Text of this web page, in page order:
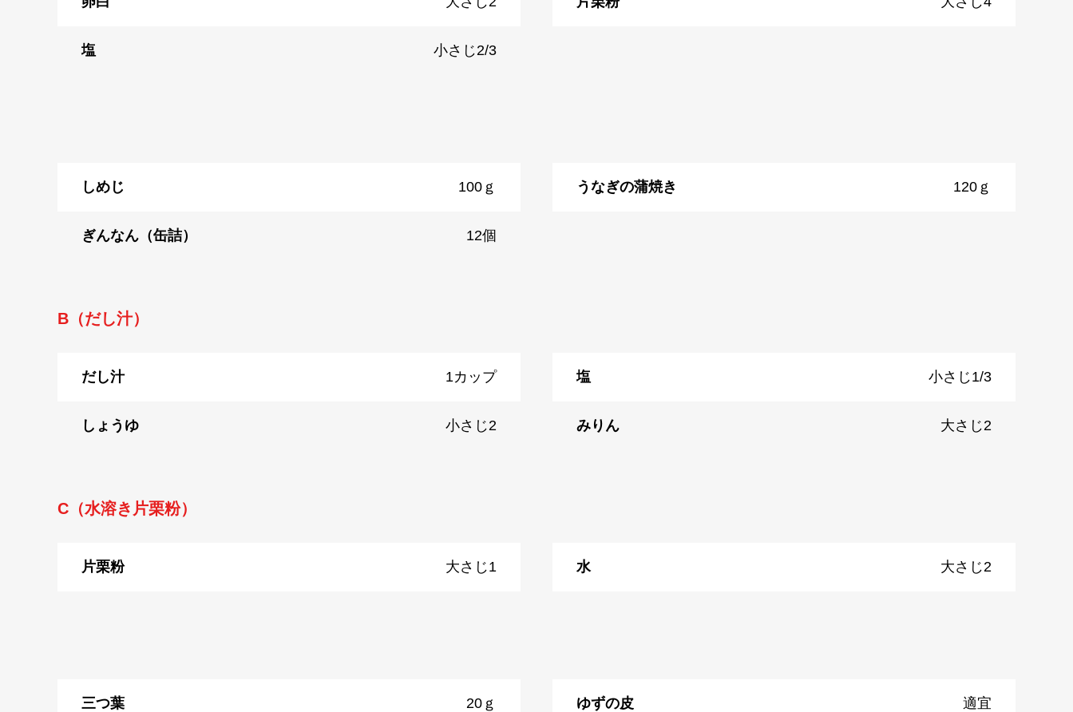
塩 小さじ2/3
しめじ 100ｇ うなぎの蒲焼き 120ｇ
ぎんなん（缶詰） 12個
B（だし汁）
だし汁 1カップ 塩 小さじ1/3
しょうゆ 小さじ2 みりん 大さじ2
C（水溶き片栗粉）
片栗粉 大さじ1 水 大さじ2
三つ葉 20ｇ ゆずの皮 適宜